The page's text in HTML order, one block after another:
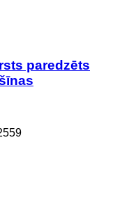
paredzēts